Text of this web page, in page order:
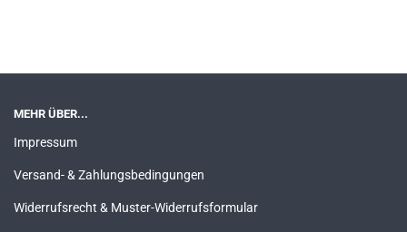
MEHR ÜBER...
Impressum
Versand- & Zahlungsbedingungen
Widerrufsrecht & Muster-Widerrufsformular